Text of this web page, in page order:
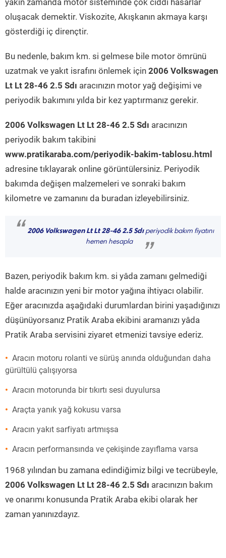
yakın zamanda motor sisteminde çok ciddi hasarlar
oluşacak demektir. Viskozite, Akışkanın akmaya karşı
gösterdiği iç dirençtir.
Bu nedenle, bakım km. si gelmese bile motor ömrünü
uzatmak ve yakıt israfını önlemek için 2006 Volkswagen
Lt Lt 28-46 2.5 Sdı aracınızın motor yağ değişimi ve
periyodik bakımını yılda bir kez yaptırmanız gerekir.
2006 Volkswagen Lt Lt 28-46 2.5 Sdı aracınızın
periyodik bakım takibini
www.pratikaraba.com/periyodik-bakim-tablosu.html
adresine tıklayarak online görüntülersiniz. Periyodik
bakımda değişen malzemeleri ve sonraki bakım
kilometre ve zamanını da buradan izleyebilirsiniz.
“ 2006 Volkswagen Lt Lt 28-46 2.5 Sdıperiyodik bakım fiyatını
hemen hesapla
”
Bazen, periyodik bakım km. si yâda zamanı gelmediği
halde aracınızın yeni bir motor yağına ihtiyacı olabilir.
Eğer aracınızda aşağıdaki durumlardan birini yaşadığınızı
düşünüyorsanız Pratik Araba ekibini aramanızı yâda
Pratik Araba servisini ziyaret etmenizi tavsiye ederiz.
Aracın motoru rolanti ve sürüş anında olduğundan daha
gürültülü çalışıyorsa
Aracın motorunda bir tıkırtı sesi duyulursa
Araçta yanık yağ kokusu varsa
Aracın yakıt sarfiyatı artmışsa
Aracın performansında ve çekişinde zayıflama varsa
1968 yılından bu zamana edindiğimiz bilgi ve tecrübeyle,
2006 Volkswagen Lt Lt 28-46 2.5 Sdı aracınızın bakım
ve onarımı konusunda Pratik Araba ekibi olarak her
zaman yanınızdayız.